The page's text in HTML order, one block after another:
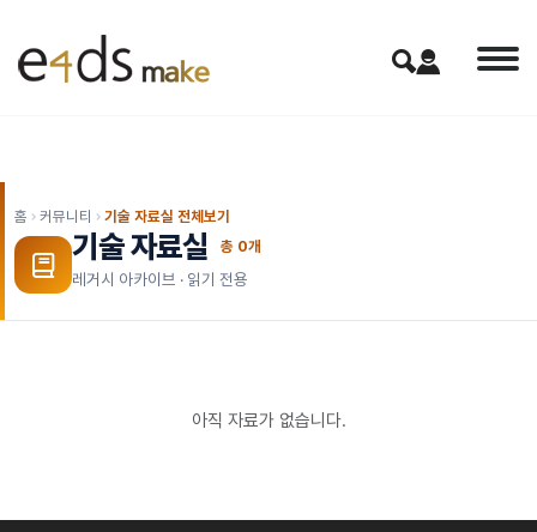
홈 커뮤니티 기술 자료실 전체보기
기술 자료실 총 0개
레거시 아카이브 · 읽기 전용
아직 자료가 없습니다.